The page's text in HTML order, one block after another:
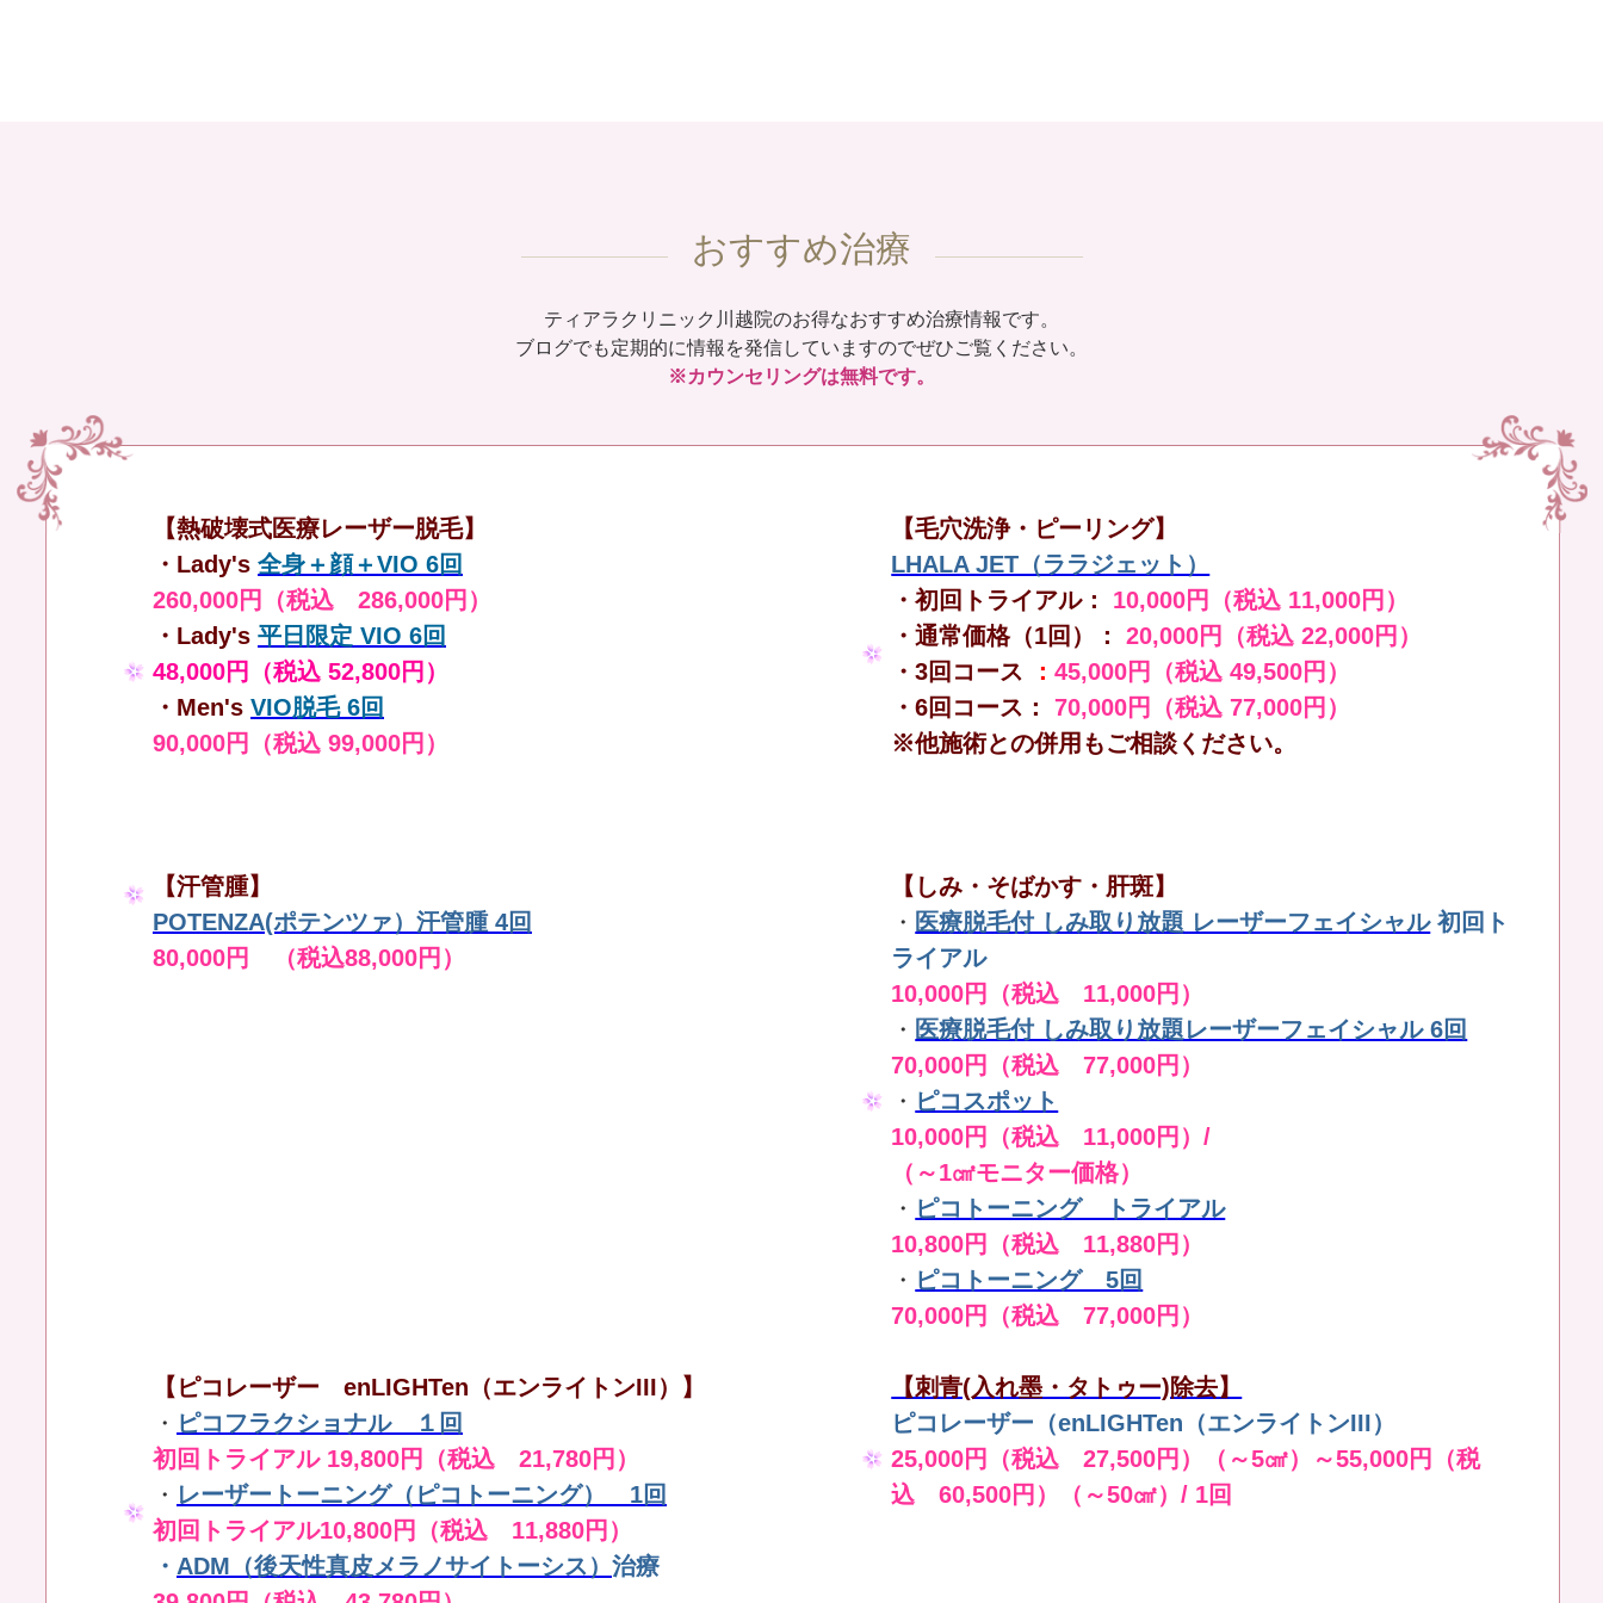
おすすめ治療
ティアラクリニック川越院のお得なおすすめ治療情報です。
ブログでも定期的に情報を発信していますのでぜひご覧ください。
※カウンセリングは無料です。
【熱破壊式医療レーザー脱毛】
・Lady's 全身＋顔＋VIO 6回
260,000円（税込 286,000円）
・Lady's 平日限定 VIO 6回
48,000円（税込 52,800円）
・Men's VIO脱毛 6回
90,000円（税込 99,000円）
【毛穴洗浄・ピーリング】
LHALA JET（ララジェット）
・初回トライアル： 10,000円（税込 11,000円）
・通常価格（1回）：
20,000円（税込 22,000円）
・3回コース ：45,000円（税込 49,500円）
・6回コース：
70,000円（税込 77,000円）
※他施術との併用もご相談ください。
【汗管腫】
POTENZA(ポテンツァ）汗管腫 4回
80,000円 （税込88,000円）
【しみ・そばかす・肝斑】
・ 医療脱毛付 しみ取り放題 レーザーフェイシャル 初回ト
ライアル
10,000円（税込 11,000円）
・ 医療脱毛付 しみ取り放題レーザーフェイシャル 6回
70,000円（税込 77,000円）
・ ピコスポット
10,000円（税込 11,000円）/
（～1㎠モニター価格）
・ ピコトーニング トライアル
10,800円（税込 11,880円）
・ ピコトーニング 5回
70,000円（税込 77,000円）
【ピコレーザー enLIGHTen（エンライトンIII）】
・ ピコフラクショナル １回
初回トライアル 19,800円（税込 21,780円）
・ レーザートーニング（ピコトーニング） 1回
初回トライアル10,800円（税込 11,880円）
・ ADM（後天性真皮メラノサイトーシス） 治療
【刺青(入れ墨・タトゥー)除去】
ピコレーザー（enLIGHTen（エンライトンIII）
25,000円（税込 27,500円）（～5㎠）～55,000円（税
込 60,500円）（～50㎠）/ 1回